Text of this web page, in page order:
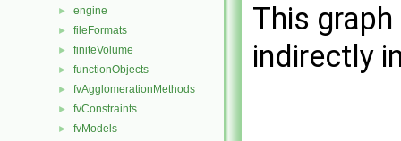
► engine
► fileFormats
► finiteVolume
► functionObjects
► fvAgglomerationMethods
► fvConstraints
► fvModels
This
indirectly